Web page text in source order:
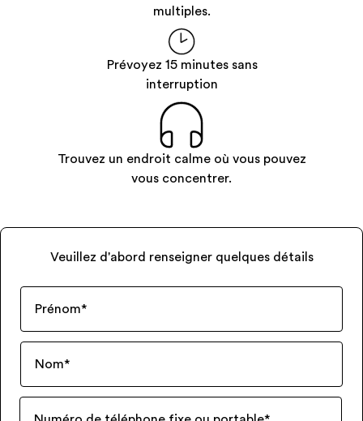
multiples.
Prévoyez 15 minutes sans
interruption
Trouvez un endroit calme où vous pouvez
vous concentrer.
Veuillez d'abord renseigner quelques détails
Prénom*
Nom*